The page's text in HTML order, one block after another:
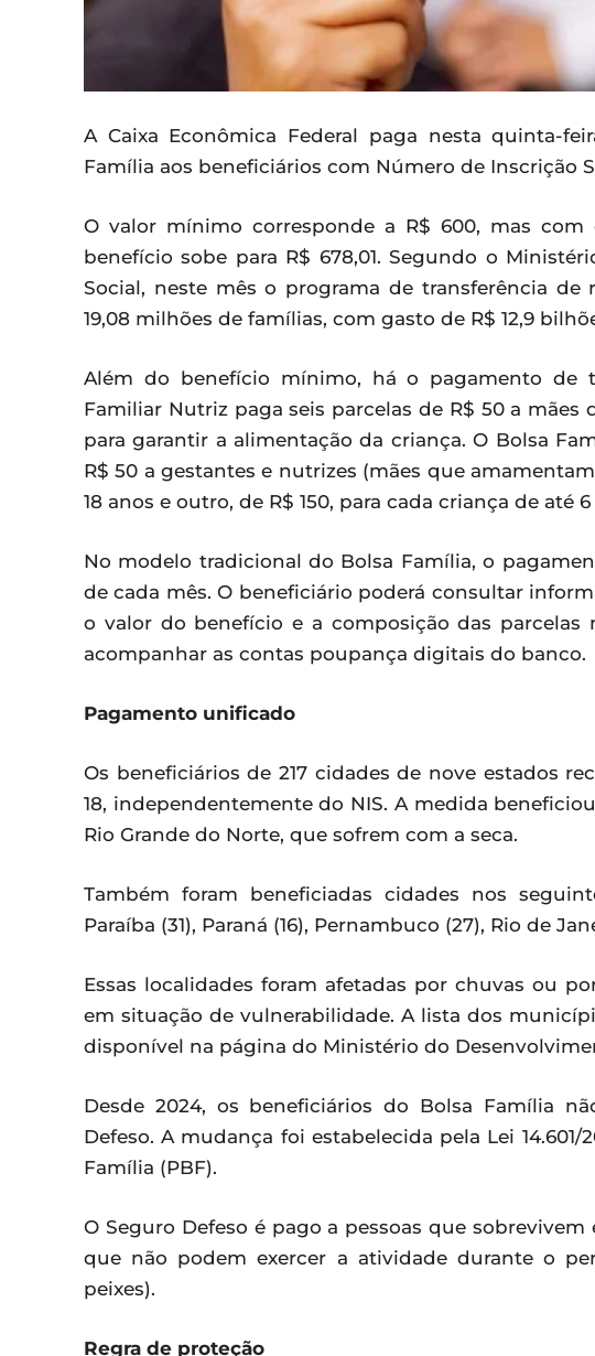
A Caixa Econômica Federal paga nesta quinta-
Família aos beneficiários com Número de Inscrição
O valor mínimo corresponde a R$ 600, mas
benefício sobe para R$ 678,01. Segundo o
Social, neste mês o programa de transferência de
19,08 milhões de famílias, com gasto de R$ 12,9
Além do benefício mínimo, há o pagamento de
Familiar Nutriz paga seis parcelas de R$ 50 a mães
para garantir a alimentação da criança. O Bolsa
R$ 50 a gestantes e nutrizes (mães que
18 anos e outro, de R$ 150, para cada criança de até 6
No modelo tradicional do Bolsa Família, o
de cada mês. O beneficiário poderá consultar
o valor do benefício e a composição das parcelas
acompanhar as contas poupança digitais do banco.
Pagamento unificado
Os beneficiários de 217 cidades de nove estados
18, independentemente do NIS. A medida
Rio Grande do Norte, que sofrem com a seca.
Também foram beneficiadas cidades nos
Paraíba (31), Paraná (16), Pernambuco (27), Rio de
Essas localidades foram afetadas por chuvas ou
em situação de vulnerabilidade. A lista dos
disponível na página do Ministério do
Desde 2024, os beneficiários do Bolsa Família
Defeso. A mudança foi estabelecida pela Lei
Família (PBF).
O Seguro Defeso é pago a pessoas que
que não podem exercer a atividade durante o
peixes).
Regra de proteção